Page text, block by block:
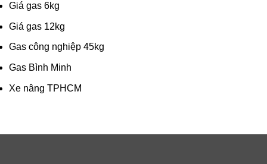
Giá gas 6kg
Giá gas 12kg
Gas công nghiệp 45kg
Gas Bình Minh
Xe nâng TPHCM